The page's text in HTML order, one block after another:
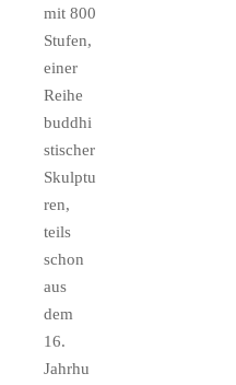
mit 800
Stufen,
einer
Reihe
buddhi
stischer
Skulptu
ren,
teils
schon
aus
dem
16.
Jahrhu